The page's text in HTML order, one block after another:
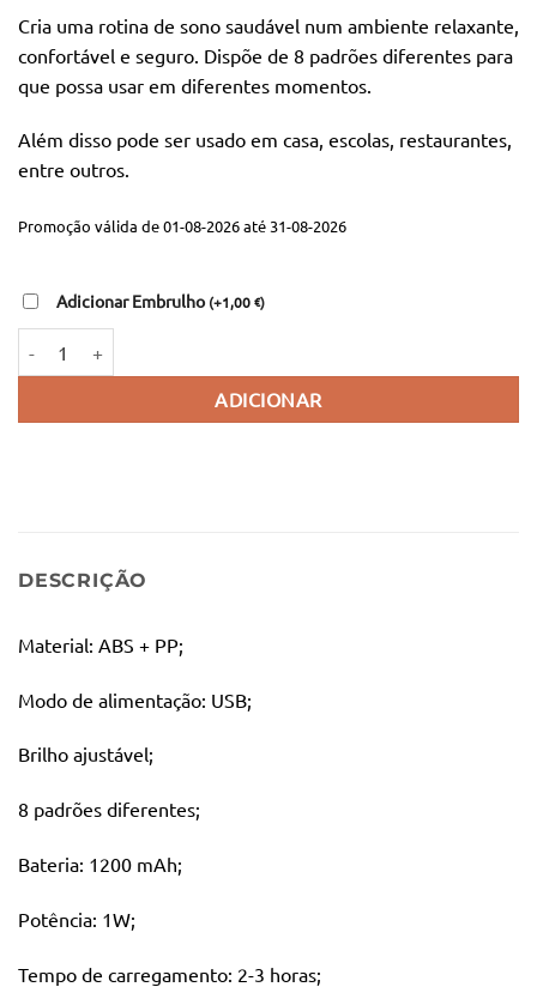
Cria uma rotina de sono saudável num ambiente relaxante,
confortável e seguro. Dispõe de 8 padrões diferentes para
que possa usar em diferentes momentos.
Além disso pode ser usado em casa, escolas, restaurantes,
entre outros.
Promoção válida de 01-08-2026 até 31-08-2026
Adicionar Embrulho(+1,00 €)
ADICIONAR
DESCRIÇÃO
Material: ABS + PP;
Modo de alimentação: USB;
Brilho ajustável;
8 padrões diferentes;
Bateria: 1200 mAh;
Potência: 1W;
Tempo de carregamento: 2-3 horas;